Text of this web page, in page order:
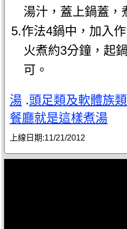
湯汁，蓋上鍋蓋，
5.作法4鍋中，加入
火煮約3分鐘，起
可。
湯 .頭足類及軟體族類
餐廳就是這樣煮湯
上線日期:11/21/2012